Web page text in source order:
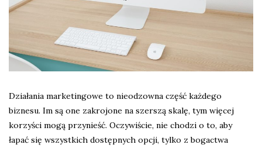
Działania marketingowe to nieodzowna część każdego
biznesu. Im są one zakrojone na szerszą skalę, tym więcej
korzyści mogą przynieść. Oczywiście, nie chodzi o to, aby
łapać się wszystkich dostępnych opcji, tylko z bogactwa